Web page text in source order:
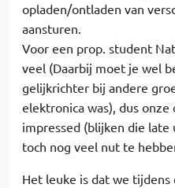
opladen/ontladen van
aansturen.
Voor een prop. student
veel (Daarbij moet je wel
gelijkrichter bij andere
elektronica was), dus
impressed (blijken die
toch nog veel nut te
Het leuke is dat we tijdens